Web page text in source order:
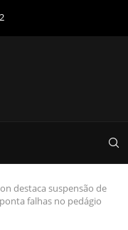
destaca suspensão de
falhas no pedágio